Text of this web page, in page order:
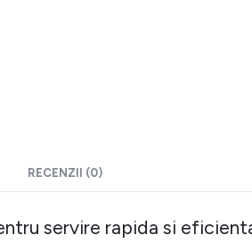
RECENZII (0)
servire rapida si